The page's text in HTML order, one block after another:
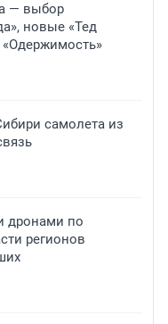
— выбор
новые «Тед
самолета из
дронами по
регионов